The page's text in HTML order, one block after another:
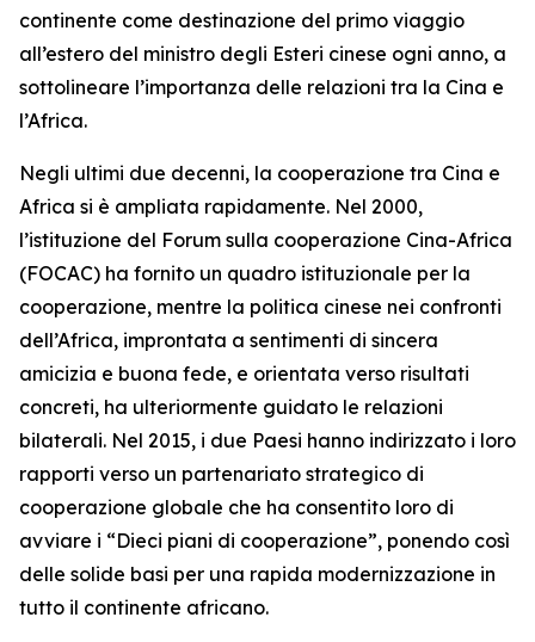
continente come destinazione del primo viaggio
all’estero del ministro degli Esteri cinese ogni anno, a
sottolineare l’importanza delle relazioni tra la Cina e
l’Africa.
Negli ultimi due decenni, la cooperazione tra Cina e
Africa si è ampliata rapidamente. Nel 2000,
l’istituzione del Forum sulla cooperazione Cina-Africa
(FOCAC) ha fornito un quadro istituzionale per la
cooperazione, mentre la politica cinese nei confronti
dell’Africa, improntata a sentimenti di sincera
amicizia e buona fede, e orientata verso risultati
concreti, ha ulteriormente guidato le relazioni
bilaterali. Nel 2015, i due Paesi hanno indirizzato i loro
rapporti verso un partenariato strategico di
cooperazione globale che ha consentito loro di
avviare i “Dieci piani di cooperazione”, ponendo così
delle solide basi per una rapida modernizzazione in
tutto il continente africano.